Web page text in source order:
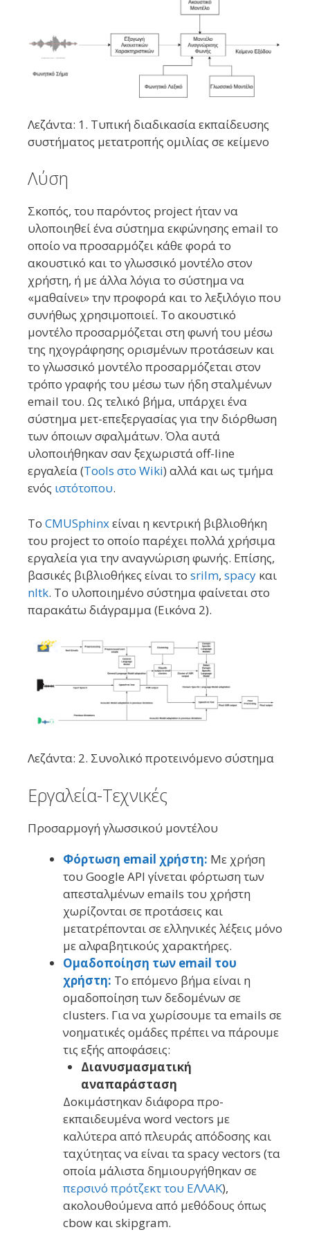
Λεζάντα: 1. Τυπική διαδικασία εκπαίδευσης
συστήματος μετατροπής ομιλίας σε κείμενο
Λύση
Σκοπός, του παρόντος project ήταν να
υλοποιηθεί ένα σύστημα εκφώνησης email το
οποίο να προσαρμόζει κάθε φορά το
ακουστικό και το γλωσσικό μοντέλο στον
χρήστη, ή με άλλα λόγια το σύστημα να
«μαθαίνει» την προφορά και το λεξιλόγιο που
συνήθως χρησιμοποιεί. Το ακουστικό
μοντέλο προσαρμόζεται στη φωνή του μέσω
της ηχογράφησης ορισμένων προτάσεων και
το γλωσσικό μοντέλο προσαρμόζεται στον
τρόπο γραφής του μέσω των ήδη σταλμένων
email του. Ως τελικό βήμα, υπάρχει ένα
σύστημα μετ-επεξεργασίας για την διόρθωση
των όποιων σφαλμάτων. Όλα αυτά
υλοποιήθηκαν σαν ξεχωριστά off-line
εργαλεία (Tools στο Wiki) αλλά και ως τμήμα
ενός ιστότοπου.
Το CMUSphinxείναι η κεντρική βιβλιοθήκη
του project το οποίο παρέχει πολλά χρήσιμα
εργαλεία για την αναγνώριση φωνής. Επίσης,
βασικές βιβλιοθήκες είναι το srilm, spacy και
nltk. Το υλοποιημένο σύστημα φαίνεται στο
παρακάτω διάγραμμα (Εικόνα 2).
Λεζάντα: 2. Συνολικό προτεινόμενο σύστημα
Εργαλεία-Τεχνικές
Προσαρμογή γλωσσικού μοντέλου
Φόρτωση email χρήστη: Με χρήση
του Google API γίνεται φόρτωση των
απεσταλμένων emails του χρήστη
χωρίζονται σε προτάσεις και
μετατρέπονται σε ελληνικές λέξεις μόνο
με αλφαβητικούς χαρακτήρες.
Ομαδοποίηση των email του
χρήστη: Το επόμενο βήμα είναι η
ομαδοποίηση των δεδομένων σε
clusters. Για να χωρίσουμε τα emails σε
νοηματικές ομάδες πρέπει να πάρουμε
τις εξής αποφάσεις:
Διανυσμασματική
αναπαράσταση
Δοκιμάστηκαν διάφορα προ-
εκπαιδευμένα word vectors με
καλύτερα από πλευράς απόδοσης και
ταχύτητας να είναι τα spacy vectors (τα
οποία μάλιστα δημιουργήθηκαν σε
περσινό πρότζεκτ του ΕΛΛΑΚ),
ακολουθούμενα από μεθόδους όπως
cbow και skipgram.